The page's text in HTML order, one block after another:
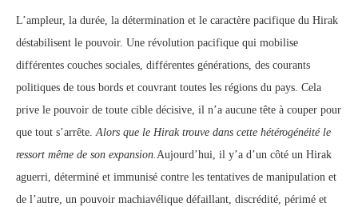
L’ampleur, la durée, la détermination et le caractère pacifique du Hirak
déstabilisent le pouvoir. Une révolution pacifique qui mobilise
différentes couches sociales, différentes générations, des courants
politiques de tous bords et couvrant toutes les régions du pays. Cela
prive le pouvoir de toute cible décisive, il n’a aucune tête à couper pour
que tout s’arrête.Alors que le Hirak trouve dans cette hétérogénéité le
ressort même de son expansion.Aujourd’hui, il y’a d’un côté un Hirak
aguerri, déterminé et immunisé contre les tentatives de manipulation et
de l’autre, un pouvoir machiavélique défaillant, discrédité, périmé et